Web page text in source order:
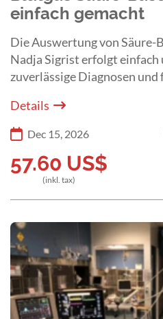
einfach gemacht
Die Auswertung von Säure-
Nadja Sigrist erfolgt einfach
zuverlässige Diagnosen
Details
Dec 15, 2026
57.60 US$
(inkl. tax)